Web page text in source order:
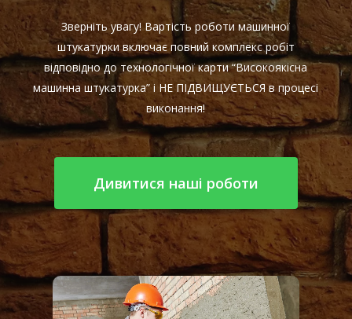
Зверніть увагу! Вартість роботи машинної
штукатурки включає повний комплекс робіт
відповідно до технологічної карти “Високоякісна
машинна штукатурка” і НЕ ПІДВИЩУЄТЬСЯ в процесі
виконання!
Дивитися наші роботи
Play Video